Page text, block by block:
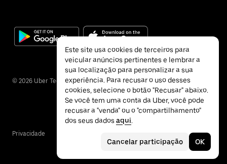
© 2026 Uber Technologies Inc.
Privacidade
Este site usa cookies de terceiros para
veicular anúncios pertinentes e lembrar a
sua localização para personalizar a sua
experiência. Para recusar o uso desses
cookies, selecione o botão "Recusar" abaixo.
Se você tem uma conta da Uber, você pode
recusar a "venda" ou o "compartilhamento"
dos seus dados aqui.
Cancelar participação OK